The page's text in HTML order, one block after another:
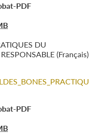
PDF
DU
(Français)
PDF